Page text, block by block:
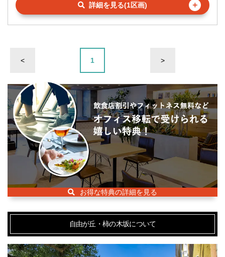
詳細を見る(1区画) ＋
< 1 >
お得な特典の詳細を見る
自由が丘・柿の木坂について